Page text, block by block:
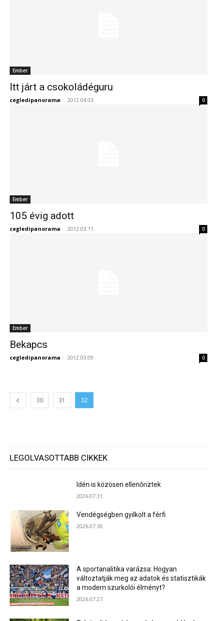
Ember
Itt járt a csokoládéguru
cegledipanorama - 2012.04.03. 0
Ember
105 évig adott
cegledipanorama - 2012.03.11. 0
Ember
Bekapcs
cegledipanorama - 2012.03.09. 0
30 31 32
LEGOLVASOTTABB CIKKEK
Idén is közösen ellenőriztek
2026.07.31.
Vendégségben gyilkolt a férfi
2026.07.30.
A sportanalitika varázsa: Hogyan
változtatják meg az adatok és statisztikák
a modern szurkolói élményt?
2026.07.27.